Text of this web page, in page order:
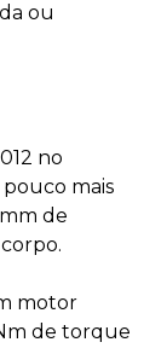
ou
no
mais
de
motor
de torque